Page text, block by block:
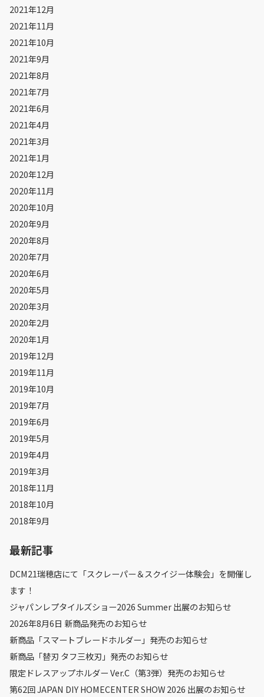
2021年12月
2021年11月
2021年10月
2021年9月
2021年8月
2021年7月
2021年6月
2021年4月
2021年3月
2021年1月
2020年12月
2020年11月
2020年10月
2020年9月
2020年8月
2020年7月
2020年6月
2020年5月
2020年3月
2020年2月
2020年1月
2019年12月
2019年11月
2019年10月
2019年7月
2019年6月
2019年5月
2019年4月
2019年3月
2018年11月
2018年10月
2018年9月
最新記事
DCM21瑞穂店にて「スクレーパー＆スクイジー体験会」を開催し
ます！
ジャパンレプタイルズショー2026 Summer 出展のお知らせ
2026年8月6日 新商品発売のお知らせ
新商品「スマートブレードホルダー」発売のお知らせ
新商品「替刃 タフ三枚刃」発売のお知らせ
限定ドレスアップホルダー Ver.C（第3弾）発売のお知らせ
第62回 JAPAN DIY HOMECENTER SHOW 2026 出展のお知らせ